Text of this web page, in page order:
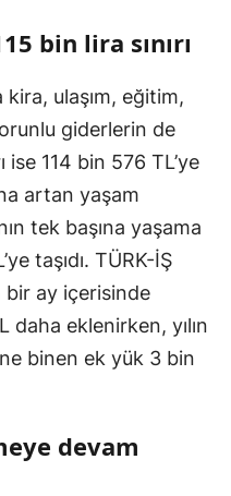
bin lira sınırı
kira, ulaşım, eğitim,
giderlerin de
ise 114 bin 576 TL’ye
artan yaşam
tek başına yaşama
taşıdı. TÜRK-İŞ
bir ay içerisinde
daha eklenirken, yılın
binen ek yük 3 bin
devam